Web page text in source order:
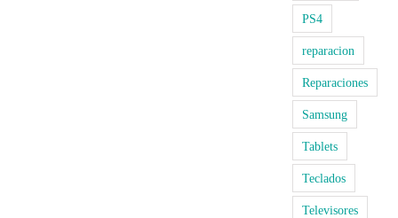
PS4
reparacion
Reparaciones
Samsung
Tablets
Teclados
Televisores